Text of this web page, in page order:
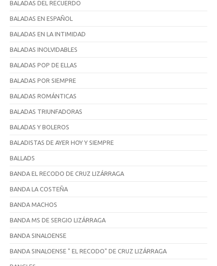
BALADAS DEL RECUERDO
BALADAS EN ESPAÑOL
BALADAS EN LA INTIMIDAD
BALADAS INOLVIDABLES
BALADAS POP DE ELLAS
BALADAS POR SIEMPRE
BALADAS ROMÁNTICAS
BALADAS TRIUNFADORAS
BALADAS Y BOLEROS
BALADISTAS DE AYER HOY Y SIEMPRE
BALLADS
BANDA EL RECODO DE CRUZ LIZÁRRAGA
BANDA LA COSTEÑA
BANDA MACHOS
BANDA MS DE SERGIO LIZÁRRAGA
BANDA SINALOENSE
BANDA SINALOENSE " EL RECODO" DE CRUZ LIZÁRRAGA